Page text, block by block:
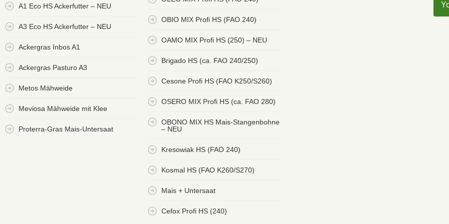
A1 Eco HS Ackerfutter – NEU
A3 Eco HS Ackerfutter – NEU
Ackergras Inbos A1
Ackergras Pasturo A3
Metos Mähweide
Meviosa Mähweide mit Klee
Proterra-Gras Mais-Untersaat
OBIO MIX Profi HS (FAO 240)
OAMO MIX Profi HS (250) – NEU
Brigado HS (ca. FAO 240/250)
Cesone Profi HS (FAO K250/S260)
OSERO MIX Profi HS (ca. FAO 280)
OBONO MIX HS Mais-Stangenbohne
– NEU
Kresowiak HS (FAO 240)
Kosmal HS (FAO K260/S270)
Mais + Untersaat
Cefox Profi HS (240)